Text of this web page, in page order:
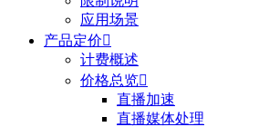
应用场景
产品定价
计费概述
价格总览
直播加速
直播媒体处理